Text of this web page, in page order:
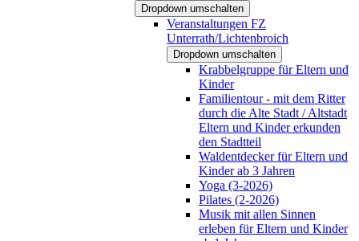
Dropdown umschalten
Veranstaltungen FZ
Unterrath/Lichtenbroich
Dropdown umschalten
Krabbelgruppe für Eltern und
Kinder
Familientour - mit dem Ritter
durch die Alte Stadt / Altstadt
Eltern und Kinder erkunden
den Stadtteil
Waldentdecker für Eltern und
Kinder ab 3 Jahren
Yoga (3-2026)
Pilates (2-2026)
Musik mit allen Sinnen
erleben für Eltern und Kinder